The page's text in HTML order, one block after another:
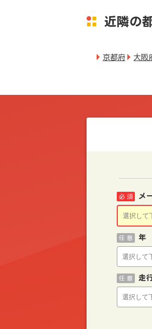
近隣の
京都府 大阪
メ
必 須
年
任 意
走
任 意